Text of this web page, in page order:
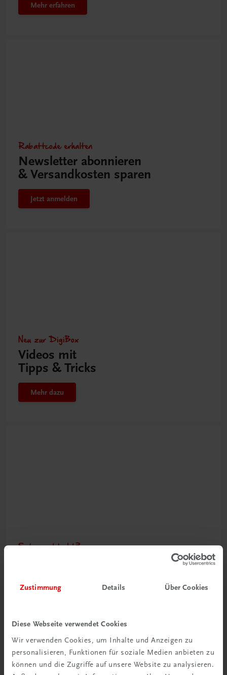
Zustimmung Details Über Cookies
Diese Webseite verwendet Cookies
Wir verwenden Cookies, um Inhalte und Anzeigen zu
personalisieren, Funktionen für soziale Medien anbieten zu
können und die Zugriffe auf unsere Website zu analysieren.
Mehr erfahren
Rabattcode erhalten
Newsletter abonnieren
& Versandkosten sparen
Jetzt anmelden
Neu zur DigiBox
Videos mit
Tipps & Tricks
Mehr dazu
Schon entdeckt?
Mehr dazu